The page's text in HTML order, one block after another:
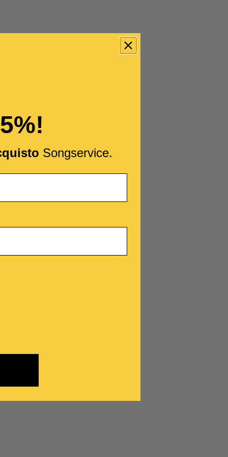
Songservice.